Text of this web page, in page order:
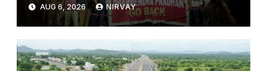
AUG 6, 2026 NIRVAY